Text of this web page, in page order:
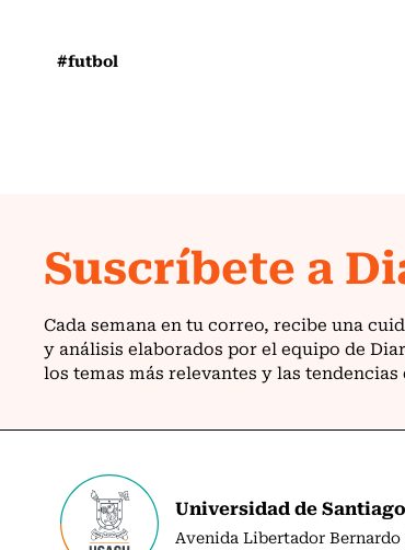
#futbol
Universidad de
Avenida Libertador Bernardo